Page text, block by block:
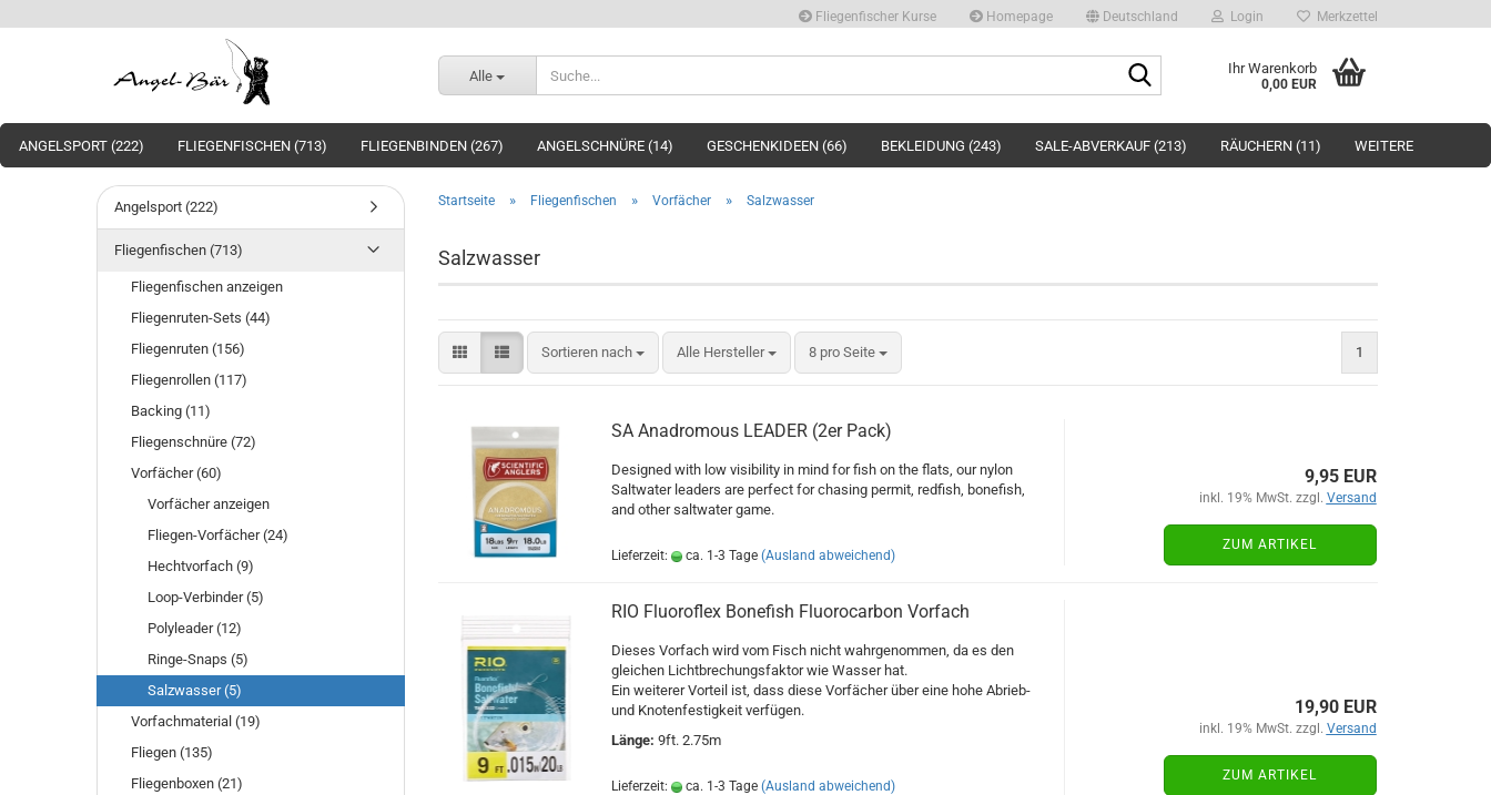
Fliegenfischer Kurse Homepage Deutschland Login Merkzettel
Alle Ihr Warenkorb
0,00 EUR
ANGELSPORT (222) FLIEGENFISCHEN (713) FLIEGENBINDEN (267) ANGELSCHNÜRE (14) GESCHENKIDEEN (66) BEKLEIDUNG (243) SALE-ABVERKAUF (213) RÄUCHERN (11) WEITERE
Startseite » Fliegenfischen » Vorfächer » Salzwasser
Salzwasser
Sortieren nach
Sortieren nach Alle Hersteller 8 pro Seite
pro Seite 1
SA Anadromous LEADER (2er Pack)
Designed with low visibility in mind for fish on the flats, our nylon
Saltwater leaders are perfect for chasing permit, redfish, bonefish,
and other saltwater game.
Lieferzeit: ca. 1-3 Tage (Ausland abweichend)
9,95 EUR
inkl. 19% MwSt. zzgl. Versand
ZUM ARTIKEL
RIO Fluoroflex Bonefish Fluorocarbon Vorfach
Dieses Vorfach wird vom Fisch nicht wahrgenommen, da es den
gleichen Lichtbrechungsfaktor wie Wasser hat.
Ein weiterer Vorteil ist, dass diese Vorfächer über eine hohe Abrieb-
und Knotenfestigkeit verfügen.
Länge: 9ft. 2.75m
Lieferzeit: ca. 1-3 Tage (Ausland abweichend)
19,90 EUR
inkl. 19% MwSt. zzgl. Versand
ZUM ARTIKEL
Angelsport (222)
Fliegenfischen (713)
Fliegenfischen anzeigen
Fliegenruten-Sets (44)
Fliegenruten (156)
Fliegenrollen (117)
Backing (11)
Fliegenschnüre (72)
Vorfächer (60)
Vorfächer anzeigen
Fliegen-Vorfächer (24)
Hechtvorfach (9)
Loop-Verbinder (5)
Polyleader (12)
Ringe-Snaps (5)
Salzwasser (5)
Vorfachmaterial (19)
Fliegen (135)
Fliegenboxen (21)